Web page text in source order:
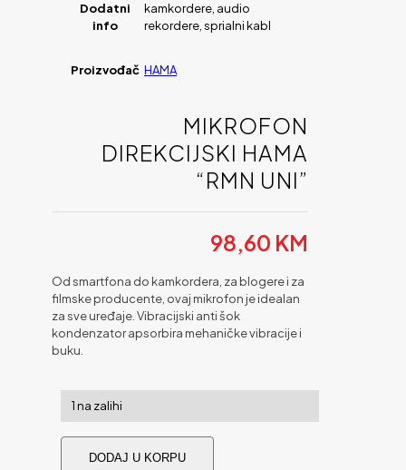
Dodatni
info
kamkordere, audio
rekordere, sprialni kabl
Proizvođač HAMA
MIKROFON
DIREKCIJSKI HAMA
“RMN UNI”
98,60 KM
Od smartfona do kamkordera, za blogere i za
filmske producente, ovaj mikrofon je idealan
za sve uređaje. Vibracijski anti šok
kondenzator apsorbira mehaničke vibracije i
buku.
1 na zalihi
Mikrofon
direkcijskiDODAJ U KORPU